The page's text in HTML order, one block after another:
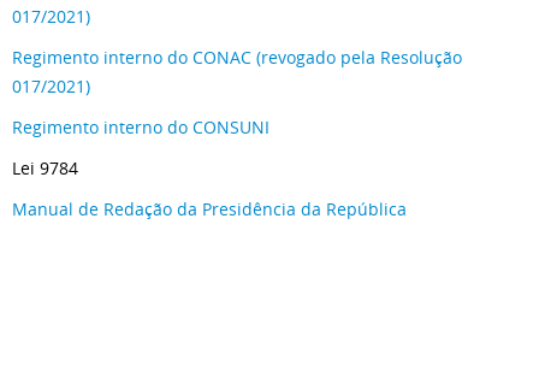
017/2021)
Regimento interno do CONAC (revogado pela Resolução
017/2021)
Regimento interno do CONSUNI
Lei 9784
Manual de Redação da Presidência da República